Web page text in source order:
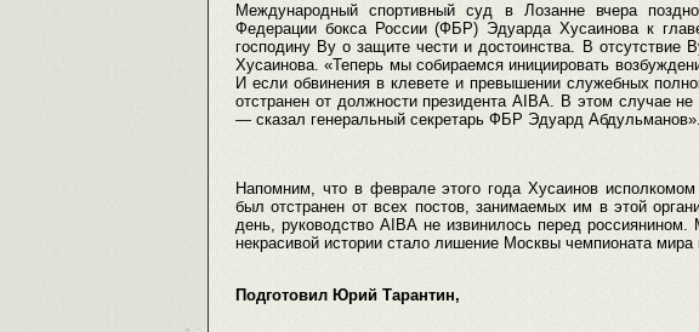
Международный спортивный суд в Лозанне вчера
Федерации бокса России (ФБР) Эдуарда Хусаинова к
господину Ву о защите чести и достоинства. В отсутствие
Хусаинова. «Теперь мы собираемся инициировать
И если обвинения в клевете и превышении служебных
отстранен от должности президента AIBA. В этом случае
— сказал генеральный секретарь ФБР Эдуард Абдульманов».
Напомним, что в феврале этого года Хусаинов
был отстранен от всех постов, занимаемых им в этой
день, руководство AIBA не извинилось перед
некрасивой истории стало лишение Москвы чемпионата мира
Подготовил Юрий Тарантин,